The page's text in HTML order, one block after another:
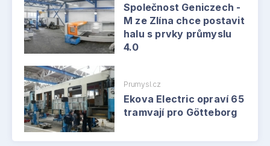
Společnost Geniczech -
M ze Zlína chce postavit
halu s prvky průmyslu
4.0
Prumysl.cz
Ekova Electric opraví 65
tramvají pro Götteborg